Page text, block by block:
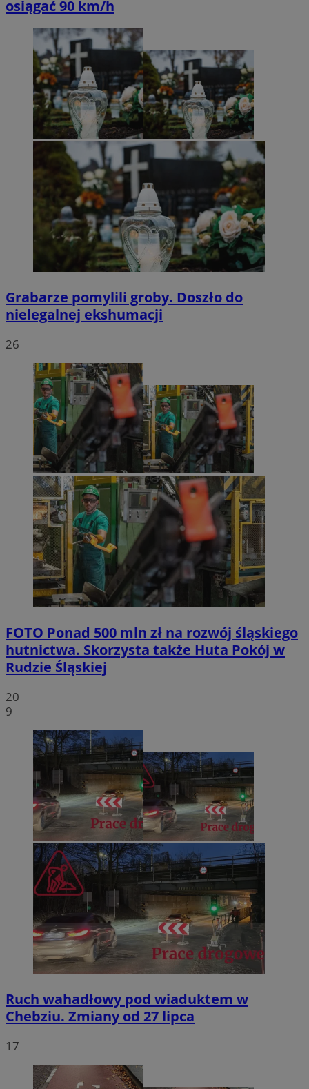
osiągać 90 km/h
Grabarze pomylili groby. Doszło do
nielegalnej ekshumacji
26
FOTO Ponad 500 mln zł na rozwój śląskiego
hutnictwa. Skorzysta także Huta Pokój w
Rudzie Śląskiej
20
9
Ruch wahadłowy pod wiaduktem w
Chebziu. Zmiany od 27 lipca
17